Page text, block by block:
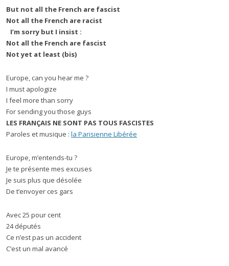
But not all the French are fascist
Not all the French are racist
I’m sorry but I insist :
Not all the French are fascist
Not yet at least (bis)
Europe, can you hear me ?
I must apologize
I feel more than sorry
For sending you those guys
LES FRANÇAIS NE SONT PAS TOUS FASCISTES
Paroles et musique : la Parisienne Libérée
Europe, m’entends-tu ?
Je te présente mes excuses
Je suis plus que désolée
De t’envoyer ces gars
Avec 25 pour cent
24 députés
Ce n’est pas un accident
C’est un mal avancé